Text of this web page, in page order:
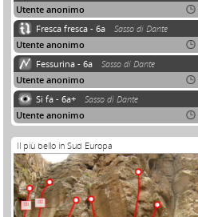
Utente anonimo
Fresca fresca - 6a
Sasso di Dante
Utente anonimo
Fessurina - 6a
Sasso di Dante
Utente anonimo
Si fa - 6a+
Sasso di Dante
Utente anonimo
Il più bello in Sud Europa